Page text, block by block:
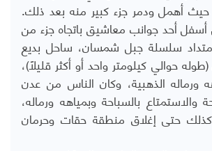
حيث أهمل ودمر جزء كبير منه بعد ذلك.
أحد جوانب معاشيق باتجاه جزء من
سلسلة جبل شمسان، ساحل بديع
حوالي كيلومتر واحد أو أكثر قليلاً)،
ورماله الذهبية، وكان الناس من عدن
والاستمتاع بالسباحة وبمياهه ورماله،
حتى إغلاق منطقة حقات وحرمان